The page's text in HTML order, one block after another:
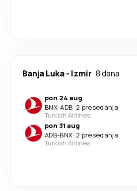
Banja Luka- Izmir 8 dana
pon 24 aug
BNX-ADB· 2 presedanja
Turkish Airlines
pon 31 aug
ADB-BNX· 2 presedanja
Turkish Airlines